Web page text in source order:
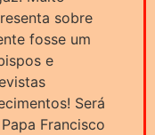
sobre
fosse um
e
Será
Francisco